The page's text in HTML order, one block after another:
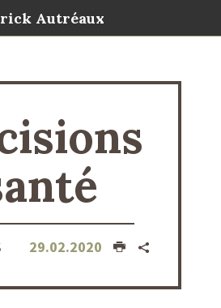
Autréaux
29.02.2020